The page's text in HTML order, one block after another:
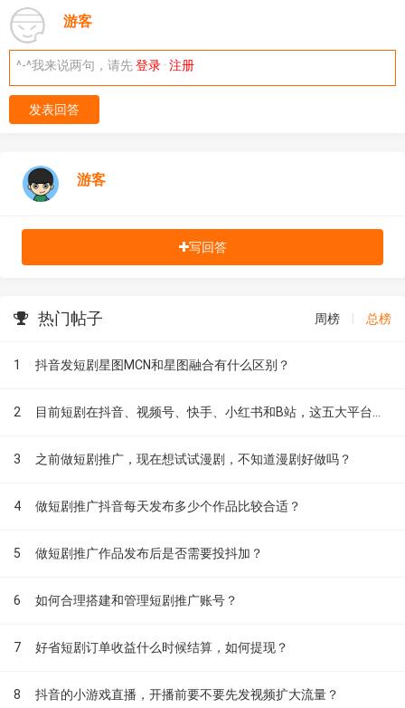
游客
^-^我来说两句，请先登录 · 注册
发表回答
游客
写回答
热门帖子 周榜 总榜
1 抖音发短剧星图MCN和星图融合有什么区别？
2
3 之前做短剧推广，现在想试试漫剧，不知道漫剧好做吗？
4 做短剧推广抖音每天发布多少个作品比较合适？
5 做短剧推广作品发布后是否需要投抖加？
6 如何合理搭建和管理短剧推广账号？
7 好省短剧订单收益什么时候结算，如何提现？
8 抖音的小游戏直播，开播前要不要先发视频扩大流量？